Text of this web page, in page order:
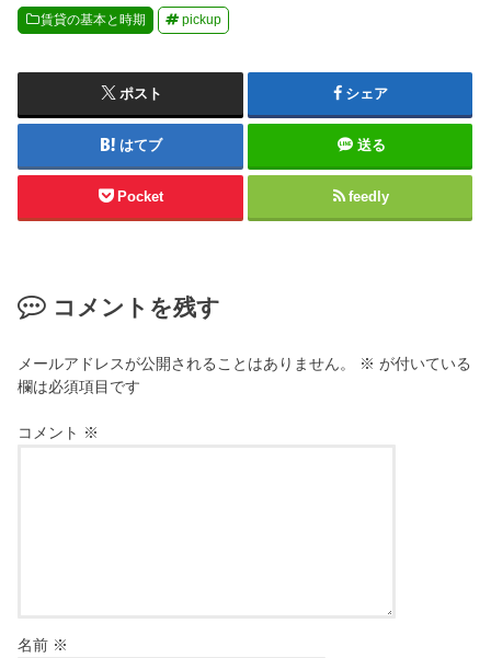
賃貸の基本と時期 pickup
ポスト シェア
はてブ 送る
Pocket feedly
コメントを残す
メールアドレスが公開されることはありません。 ※ が付いている
欄は必須項目です
コメント ※
名前 ※